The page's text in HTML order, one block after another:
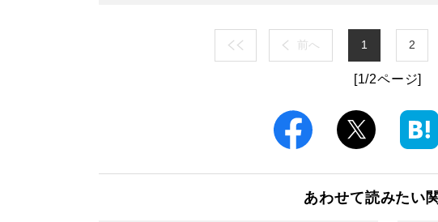
前へ 1 2
[1/2ページ]
あわせて読みたい